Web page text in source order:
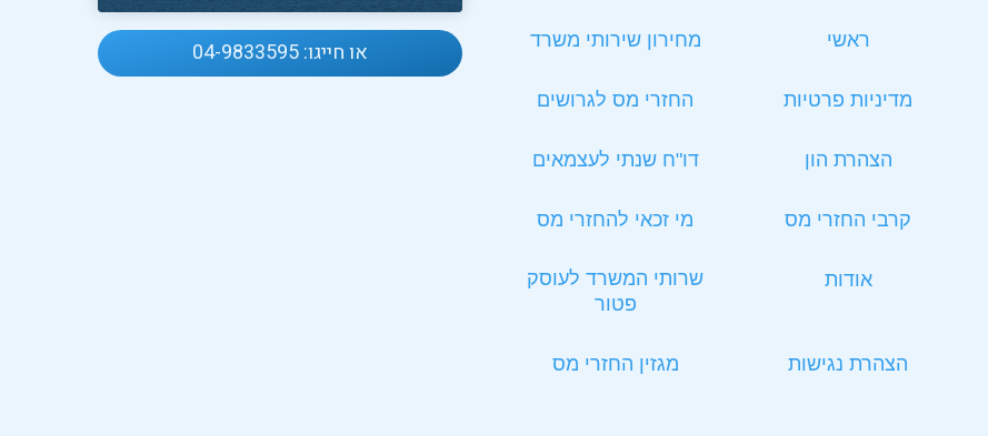
ראשי מחירון שירותי משרד
מדיניות פרטיות החזרי מס לגרושים
הצהרת הון דו"ח שנתי לעצמאים
קרבי החזרי מס מי זכאי להחזרי מס
אודות
שרותי המשרד לעוסק
פטור
הצהרת נגישות מגזין החזרי מס
או חייגו: 04-9833595